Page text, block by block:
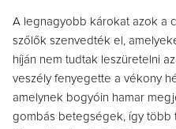
A legnagyobb károkat azok a
szőlők szenvedték el,
híján nem tudtak leszüretelni
veszély fenyegette a vékony
amelynek bogyóin hamar
gombás betegségek, így több